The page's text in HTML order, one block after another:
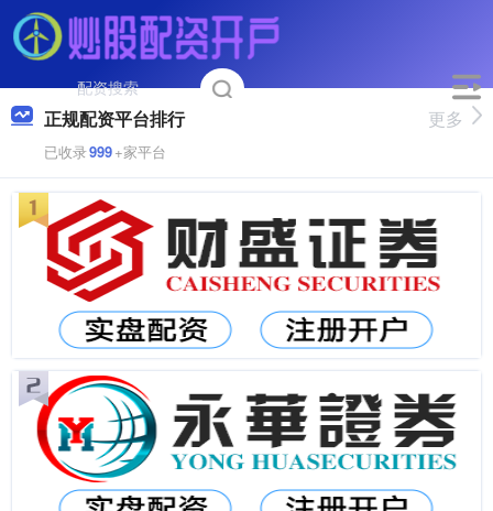
正规配资平台排行
已收录999+家平台
更多